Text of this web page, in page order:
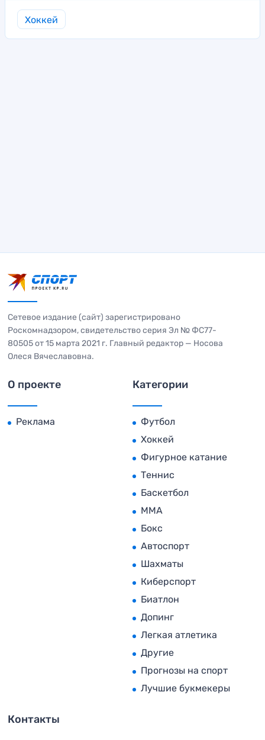
Хоккей
Сетевое издание (сайт) зарегистрировано
Роскомнадзором, свидетельство серия Эл № ФС77-
80505 от 15 марта 2021 г. Главный редактор — Носова
Олеся Вячеславовна.
О проекте
Реклама
Категории
Футбол
Хоккей
Фигурное катание
Теннис
Баскетбол
MMA
Бокс
Автоспорт
Шахматы
Киберспорт
Биатлон
Допинг
Легкая атлетика
Другие
Прогнозы на спорт
Лучшие букмекеры
Контакты